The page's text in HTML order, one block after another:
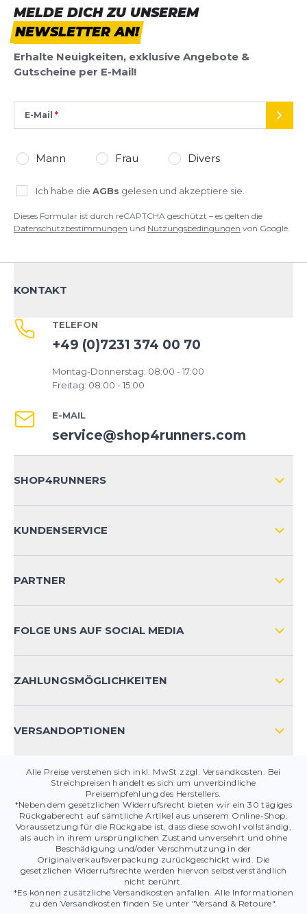
MELDE DICH ZU UNSEREM
NEWSLETTER AN!
Erhalte Neuigkeiten, exklusive Angebote &
Gutscheine per E-Mail!
E-Mail
Mann Frau Divers
Ich habe die AGBs gelesen und akzeptiere sie.
Dieses Formular ist durch reCAPTCHA geschützt – es gelten die
Datenschutzbestimmungen und Nutzungsbedingungen von Google.
KONTAKT
TELEFON
+49 (0)7231 374 00 70
Montag-Donnerstag: 08:00 - 17:00
Freitag: 08:00 - 15:00
E-MAIL
service@shop4runners.com
SHOP4RUNNERS
KUNDENSERVICE
KONTAKT
PRODUKTSICHERHEIT
PARTNER
FOLGE UNS AUF SOCIAL MEDIA
ZAHLUNGSMÖGLICHKEITEN
VERSANDOPTIONEN
Alle Preise verstehen sich inkl. MwSt zzgl. Versandkosten. Bei
Streichpreisen handelt es sich um unverbindliche
Preisempfehlung des Herstellers.
*Neben dem gesetzlichen Widerrufsrecht bieten wir ein 30 tägiges
Rückgaberecht auf sämtliche Artikel aus unserem Online-Shop.
Voraussetzung für die Rückgabe ist, dass diese sowohl vollständig,
als auch in ihrem ursprünglichen Zustand unversehrt und ohne
Beschädigung und/oder Verschmutzung in der
Originalverkaufsverpackung zurückgeschickt wird. Die
gesetzlichen Widerrufsrechte werden hiervon selbstverständlich
nicht berührt.
*Es können zusätzliche Versandkosten anfallen. Alle Informationen
zu den Versandkosten finden Sie unter "Versand & Retoure".